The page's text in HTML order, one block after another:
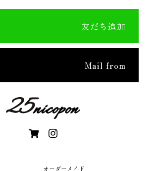
友だち追加
Mail from
オーダーメイド